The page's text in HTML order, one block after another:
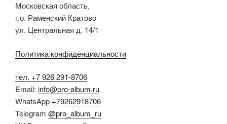
Московская область,
г.о. Раменский Кратово
ул. Центральная д. 14/1
Политика конфиденциальности
тел. +7 926 291-8706
Email: info@pro-album.ru
WhatsApp +79262918706
Telegram @pro_album_ru